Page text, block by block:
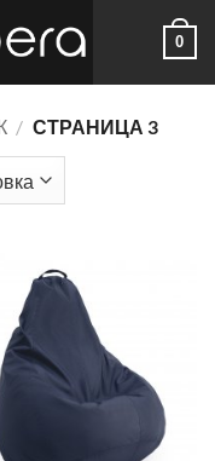
0
/ СТРАНИЦА 3